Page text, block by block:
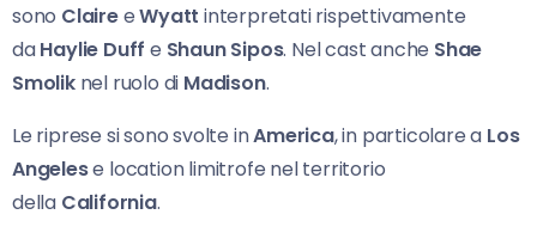
sono ClaireeWyattinterpretati rispettivamente
daHaylie Duffe Shaun Sipos. Nel cast anche Shae
Smoliknel ruolo di Madison.
Le riprese si sono svolte inAmerica, in particolare a Los
Angelese location limitrofe nel territorio
della California.